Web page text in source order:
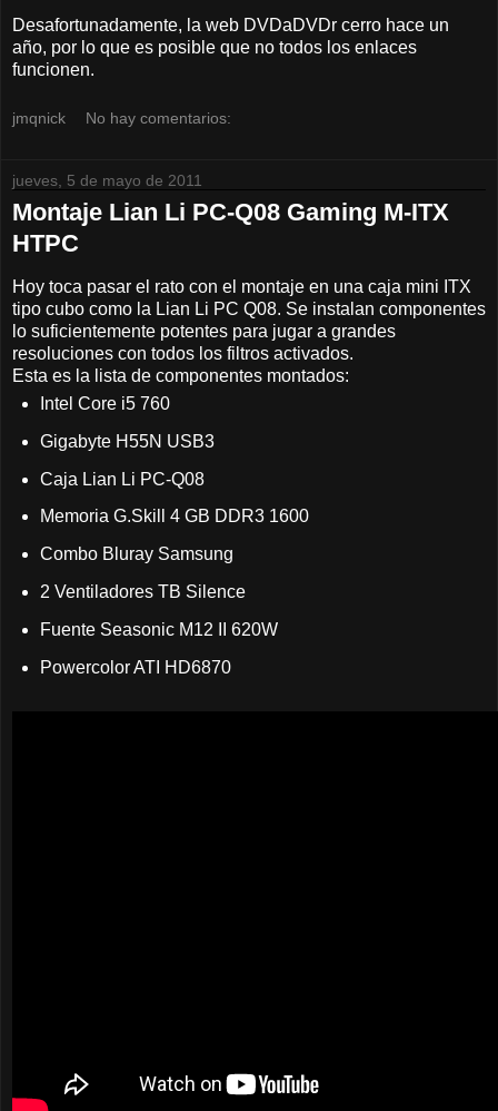
Desafortunadamente, la web DVDaDVDr cerro hace un
año, por lo que es posible que no todos los enlaces
funcionen.
jmqnick No hay comentarios:
jueves, 5 de mayo de 2011
Montaje Lian Li PC-Q08 Gaming M-ITX
HTPC
Hoy toca pasar el rato con el montaje en una caja mini ITX
tipo cubo como la Lian Li PC Q08. Se instalan componentes
lo suficientemente potentes para jugar a grandes
resoluciones con todos los filtros activados.
Esta es la lista de componentes montados:
Intel Core i5 760
Gigabyte H55N USB3
Caja Lian Li PC-Q08
Memoria G.Skill 4 GB DDR3 1600
Combo Bluray Samsung
2 Ventiladores TB Silence
Fuente Seasonic M12 II 620W
Powercolor ATI HD6870